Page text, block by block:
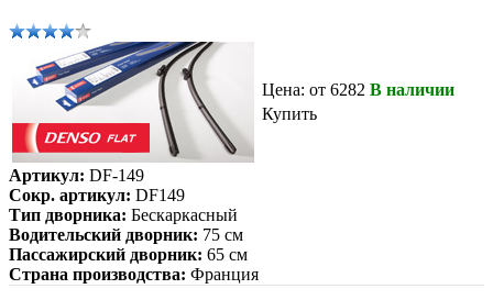
Цена: от 6282 В наличии
Купить
Артикул: DF-149
Сокр. артикул: DF149
Тип дворника: Бескаркасный
Водительский дворник: 75 см
Пассажирский дворник: 65 см
Страна производства: Франция